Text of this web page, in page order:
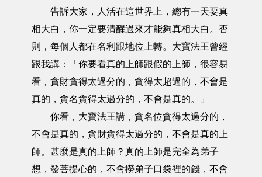
告訴大家，人活在這世界上，總有一天要真
相大白，你一定要清醒過來才能夠真相大白。否
則，每個人都在名利跟地位上轉。大寶法王曾經
跟我講：「你要看真的上師跟假的上師，很容易
看，貪財貪得太過分的，貪得太超過的，不會是
真的，貪名貪得太過分的，不會是真的。」
你看，大寶法王講，貪名位貪得太過分的，
不會是真的，貪財貪得太過分的，不會是真的上
師。甚麼是真的上師？真的上師是完全為弟子
想，發菩提心的，不會撈弟子口袋裡的錢，不會